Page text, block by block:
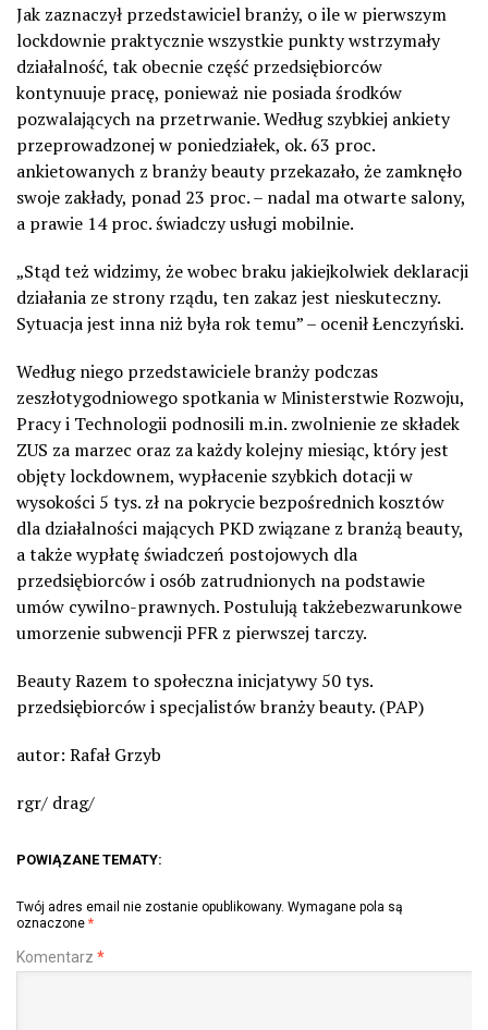
Jak zaznaczył przedstawiciel branży, o ile w pierwszym
lockdownie praktycznie wszystkie punkty wstrzymały
działalność, tak obecnie część przedsiębiorców
kontynuuje pracę, ponieważ nie posiada środków
pozwalających na przetrwanie. Według szybkiej ankiety
przeprowadzonej w poniedziałek, ok. 63 proc.
ankietowanych z branży beauty przekazało, że zamknęło
swoje zakłady, ponad 23 proc. – nadal ma otwarte salony,
a prawie 14 proc. świadczy usługi mobilnie.
„Stąd też widzimy, że wobec braku jakiejkolwiek deklaracji
działania ze strony rządu, ten zakaz jest nieskuteczny.
Sytuacja jest inna niż była rok temu” – ocenił Łenczyński.
Według niego przedstawiciele branży podczas
zeszłotygodniowego spotkania w Ministerstwie Rozwoju,
Pracy i Technologii podnosili m.in. zwolnienie ze składek
ZUS za marzec oraz za każdy kolejny miesiąc, który jest
objęty lockdownem, wypłacenie szybkich dotacji w
wysokości 5 tys. zł na pokrycie bezpośrednich kosztów
dla działalności mających PKD związane z branżą beauty,
a także wypłatę świadczeń postojowych dla
przedsiębiorców i osób zatrudnionych na podstawie
umów cywilno-prawnych. Postulują takżebezwarunkowe
umorzenie subwencji PFR z pierwszej tarczy.
Beauty Razem to społeczna inicjatywy 50 tys.
przedsiębiorców i specjalistów branży beauty. (PAP)
autor: Rafał Grzyb
rgr/ drag/
POWIĄZANE TEMATY:
Twój adres email nie zostanie opublikowany. Wymagane pola są
oznaczone *
Komentarz *